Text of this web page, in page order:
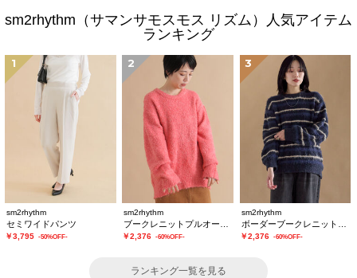
sm2rhythm（サマンサモスモス リズム）人気アイテム
ランキング
1
sm2rhythm
セミワイドパンツ
￥3,795 -50%OFF-
2
sm2rhythm
￥2,376 -60%OFF-
3
sm2rhythm
￥2,376 -60%OFF-
ランキング一覧を見る